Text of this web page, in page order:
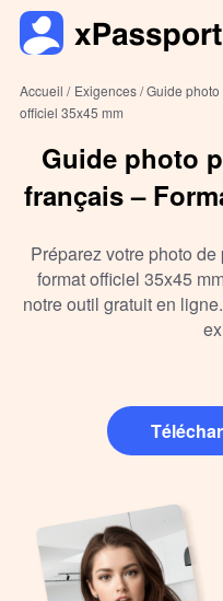
Accueil / Exigences /Guide
officiel 35x45 mm
Guide photo
français –
Préparez votre photo
format officiel 35x45
notre outil gratuit en